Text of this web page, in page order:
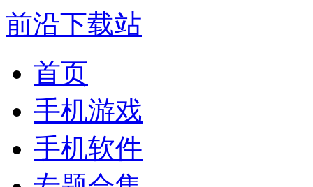
前沿下载站
首页
手机游戏
手机软件